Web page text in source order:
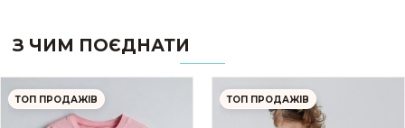
З ЧИМ ПОЄДНАТИ
ТОП ПРОДАЖІВ ТОП ПРОДАЖІВ